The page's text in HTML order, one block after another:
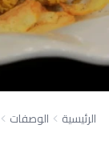
الرئيسية الوصفات